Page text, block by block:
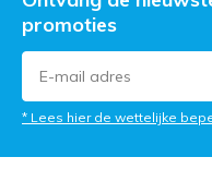
promoties
* Lees hier de wettelijke